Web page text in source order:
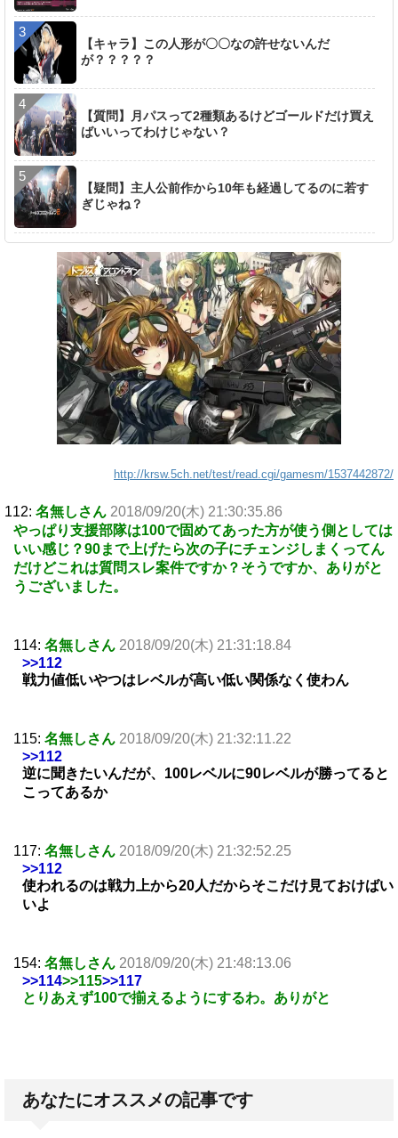
【キャラ】この人形が〇〇なの許せないんだ
が？？？？？
【質問】月パスって2種類あるけどゴールドだけ買え
ばいいってわけじゃない？
【疑問】主人公前作から10年も経過してるのに若す
ぎじゃね？
http://krsw.5ch.net/test/read.cgi/gamesm/1537442872/
112: 名無しさん 2018/09/20(木) 21:30:35.86
やっぱり支援部隊は100で固めてあった方が使う側としては
いい感じ？90まで上げたら次の子にチェンジしまくってん
だけどこれは質問スレ案件ですか？そうですか、ありがと
うございました。
114: 名無しさん 2018/09/20(木) 21:31:18.84
>>112
戦力値低いやつはレベルが高い低い関係なく使わん
115: 名無しさん 2018/09/20(木) 21:32:11.22
>>112
逆に聞きたいんだが、100レベルに90レベルが勝ってると
こってあるか
117: 名無しさん 2018/09/20(木) 21:32:52.25
>>112
使われるのは戦力上から20人だからそこだけ見ておけばい
いよ
154: 名無しさん 2018/09/20(木) 21:48:13.06
>>114>>115>>117
とりあえず100で揃えるようにするわ。ありがと
あなたにオススメの記事です